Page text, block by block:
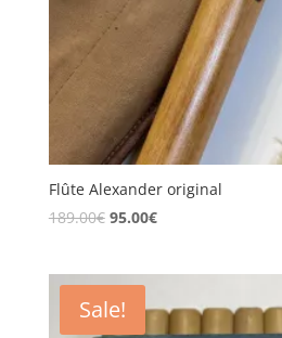
Flûte Alexander original
189.00€ 95.00€
Sale!